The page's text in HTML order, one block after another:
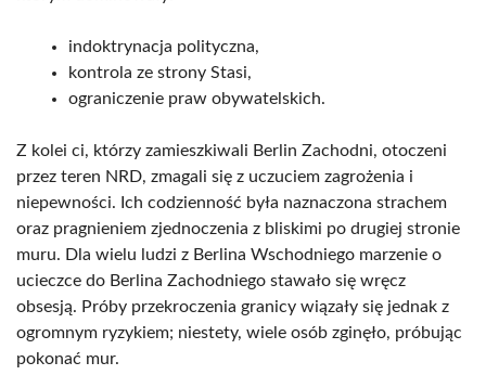
indoktrynacja polityczna,
kontrola ze strony Stasi,
ograniczenie praw obywatelskich.
Z kolei ci, którzy zamieszkiwali Berlin Zachodni, otoczeni
przez teren NRD, zmagali się z uczuciem zagrożenia i
niepewności. Ich codzienność była naznaczona strachem
oraz pragnieniem zjednoczenia z bliskimi po drugiej stronie
muru. Dla wielu ludzi z Berlina Wschodniego marzenie o
ucieczce do Berlina Zachodniego stawało się wręcz
obsesją. Próby przekroczenia granicy wiązały się jednak z
ogromnym ryzykiem; niestety, wiele osób zginęło, próbując
pokonać mur.